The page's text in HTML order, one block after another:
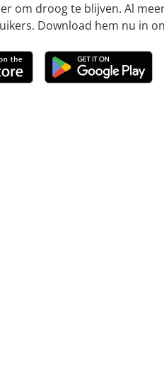
om droog te blijven. Al
Download hem nu in